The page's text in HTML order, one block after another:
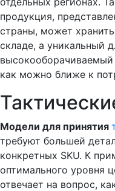
продукция,
страны, может
складе, а уникальный
как можно ближе к
Модели для принятия
требуют большей
конкретных SKU. К
оптимального уровня
отвечает на вопрос,